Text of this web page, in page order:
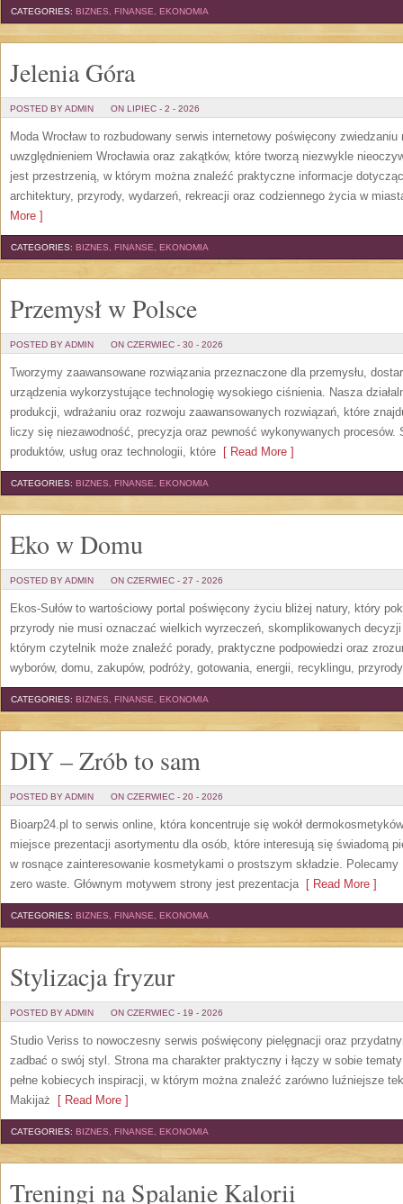
CATEGORIES: BIZNES, FINANSE, EKONOMIA
Jelenia Góra
POSTED BY ADMIN ON LIPIEC - 2 - 2026
Moda Wrocław to rozbudowany serwis internetowy poświęcony
uwzględnieniem Wrocławia oraz zakątków, które tworzą niezwykle
jest przestrzenią, w którym można znaleźć praktyczne informacje
architektury, przyrody, wydarzeń, rekreacji oraz codziennego życia w
More ]
CATEGORIES: BIZNES, FINANSE, EKONOMIA
Przemysł w Polsce
POSTED BY ADMIN ON CZERWIEC - 30 - 2026
Tworzymy zaawansowane rozwiązania przeznaczone dla przemysłu,
urządzenia wykorzystujące technologię wysokiego ciśnienia. Nasza
produkcji, wdrażaniu oraz rozwoju zaawansowanych rozwiązań, które
liczy się niezawodność, precyzja oraz pewność wykonywanych procesów.
produktów, usług oraz technologii, które [ Read More ]
CATEGORIES: BIZNES, FINANSE, EKONOMIA
Eko w Domu
POSTED BY ADMIN ON CZERWIEC - 27 - 2026
Ekos-Sułów to wartościowy portal poświęcony życiu bliżej natury, który
przyrody nie musi oznaczać wielkich wyrzeczeń, skomplikowanych
którym czytelnik może znaleźć porady, praktyczne podpowiedzi oraz
wyborów, domu, zakupów, podróży, gotowania, energii, recyklingu,
CATEGORIES: BIZNES, FINANSE, EKONOMIA
DIY – Zrób to sam
POSTED BY ADMIN ON CZERWIEC - 20 - 2026
Bioarp24.pl to serwis online, która koncentruje się wokół
miejsce prezentacji asortymentu dla osób, które interesują się świadomą
w rosnące zainteresowanie kosmetykami o prostszym składzie. Polecamy
zero waste. Głównym motywem strony jest prezentacja[ Read More ]
CATEGORIES: BIZNES, FINANSE, EKONOMIA
Stylizacja fryzur
POSTED BY ADMIN ON CZERWIEC - 19 - 2026
Studio Veriss to nowoczesny serwis poświęcony pielęgnacji oraz
zadbać o swój styl. Strona ma charakter praktyczny i łączy w sobie
pełne kobiecych inspiracji, w którym można znaleźć zarówno luźniejsze
Makijaż [ Read More ]
CATEGORIES: BIZNES, FINANSE, EKONOMIA
Treningi na Spalanie Kalorii